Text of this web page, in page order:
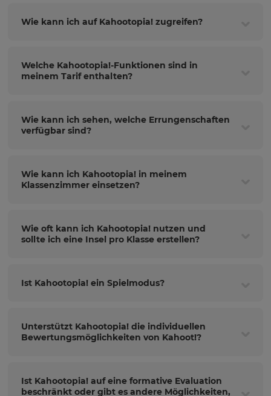
Wie kann ich auf Kahootopia! zugreifen?
Welche Kahootopia!-Funktionen sind in
meinem Tarif enthalten?
Wie kann ich sehen, welche Errungenschaften
verfügbar sind?
Wie kann ich Kahootopia! in meinem
Klassenzimmer einsetzen?
Wie oft kann ich Kahootopia! nutzen und
sollte ich eine Insel pro Klasse erstellen?
Ist Kahootopia! ein Spielmodus?
Unterstützt Kahootopia! die individuellen
Bewertungsmöglichkeiten von Kahoot!?
Ist Kahootopia! auf eine formative Evaluation
beschränkt oder gibt es andere Möglichkeiten,